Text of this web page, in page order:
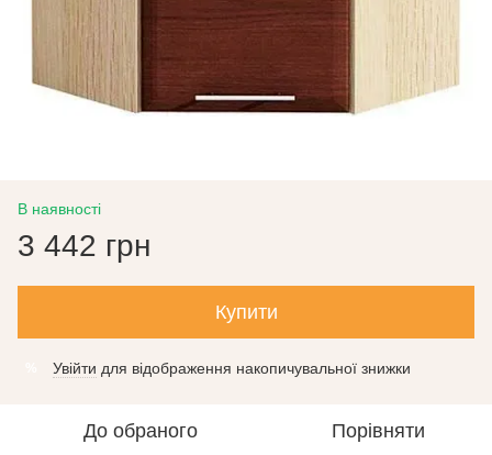
В наявності
3 442 грн
Купити
Увійти для відображення накопичувальної знижки
До обраного Порівняти